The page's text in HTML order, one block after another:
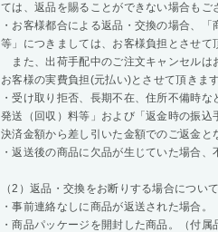
ては、返品を賜ることができない場合もご
・お客様都合による返品・交換の場合、
等」につきましては、お客様負担とさせて
また、出荷手配中のご注文キャンセルは
お客様の実費負担(元払い)とさせて頂きます
・受け取り拒否、長期不在、住所不備時
発送（回収）料等」および「返金時の振込
決済金額から差し引いた金額でのご返金と
・返送後の商品に欠品が生じていた場合
（2）返品・交換をお断りする場合について
・事前連絡なしに商品が返送された場合。
・商品パッケージを開封した商品。（付属